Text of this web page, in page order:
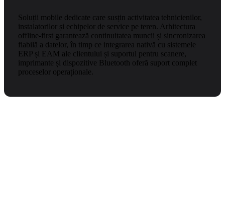
Soluții mobile dedicate care susțin activitatea tehnicienilor,
instalatorilor și echipelor de service pe teren. Arhitectura
offline-first garantează continuitatea muncii și sincronizarea
fiabilă a datelor, în timp ce integrarea nativă cu sistemele
ERP și EAM ale clientului și suportul pentru scanere,
imprimante și dispozitive Bluetooth oferă suport complet
proceselor operaționale.